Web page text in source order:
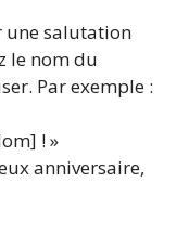
une salutation
le nom du
Par exemple :
! »
anniversaire,